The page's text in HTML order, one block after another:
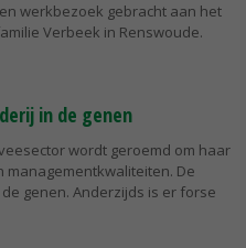
werkbezoek gebracht aan het
Verbeek in Renswoude.
in de genen
wordt geroemd om haar
De
genen. Anderzijds is er forse